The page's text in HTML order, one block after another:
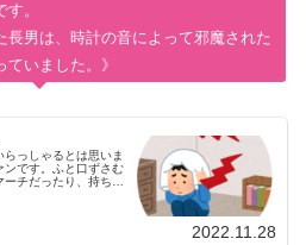
。
長男は、時計の音によって邪魔された
いました。》
っしゃるとは思いま
ンです。ふと口ずさむ
チだったり、持ち物
2022.11.28